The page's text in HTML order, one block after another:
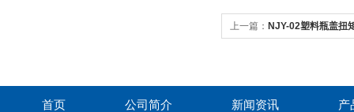
上一篇： NJY-02塑料瓶盖扭
首页 公司简介 新闻资讯 产